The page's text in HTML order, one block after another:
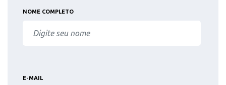
NOME COMPLETO
E-MAIL